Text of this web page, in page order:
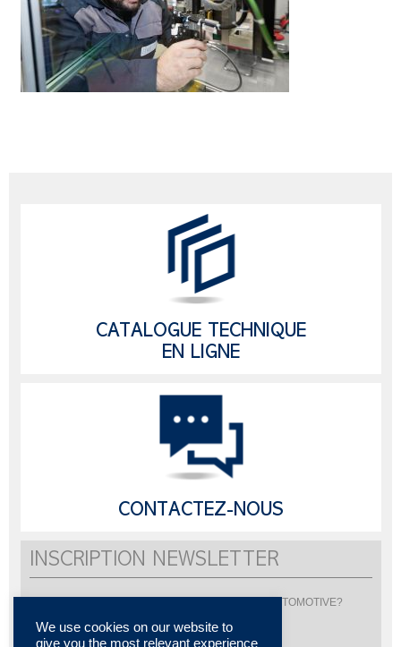
CATALOGUE TECHNIQUE
EN LIGNE
CONTACTEZ-NOUS
INSCRIPTION NEWSLETTER
Vous souhaitez être informé de l'actualité de LISI AUTOMOTIVE?
Inscrivez-vous pour recevoir notre newsletter
We use cookies on our website to
give you the most relevant experience